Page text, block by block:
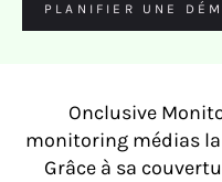
PLANIFIER UNE
Onclusive
monitoring médias la
Grâce à sa